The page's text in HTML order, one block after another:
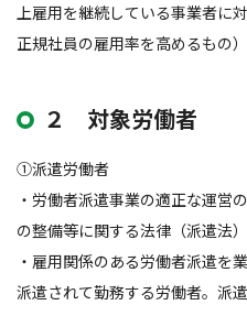
上雇用を継続している事業者に
正規社員の雇用率を高めるもの）
２ 対象労働者
①派遣労働者
・労働者派遣事業の適正な運営
の整備等に関する法律（派遣法
・雇用関係のある労働者派遣を
派遣されて勤務する労働者。派遣